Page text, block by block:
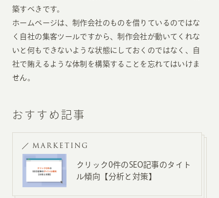
築すべきです。
ホームページは、制作会社のものを借りているのではな
く自社の集客ツールですから、制作会社が動いてくれな
いと何もできないような状態にしておくのではなく、自
社で賄えるような体制を構築することを忘れてはいけま
せん。
おすすめ記事
MARKETING
クリック0件のSEO記事のタイト
ル傾向【分析と対策】